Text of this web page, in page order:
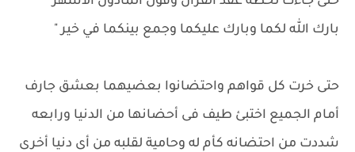
بارك الله لكما وبارك عليكما وجمع بينكما في خير "
حتى خرت كل قواهم واحتضانوا بعضيهما بعشق جارف
أمام الجميع اختبئ طيف فى أحضانها من الدنيا ورابعه
شددت من احتضانه كأم له وحامية لقلبه من أى دنيا أخرى